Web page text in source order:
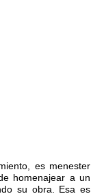
es menester
homenajear a un
su obra. Esa es